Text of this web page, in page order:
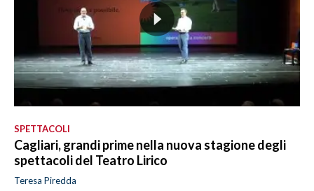
SPETTACOLI
Cagliari, grandi prime nella nuova stagione degli
spettacoli del Teatro Lirico
Teresa Piredda